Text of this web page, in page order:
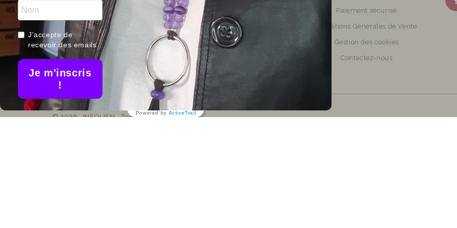
06 01 98 98 90
contact@liloo-creations.com
Nouveaux produits
Nos meilleures ventes de
bijoux artisanaux en perles de
verre
Plan du site
Paiement sécurisé
Conditions Générales de Vente
Gestion des cookies
Contactez-nous
© 2026 -INFOLIEN - Tous droits réservés.
J'accepte de
recevoir des emails
Je m'inscris
!
Powered by ActiveTrail